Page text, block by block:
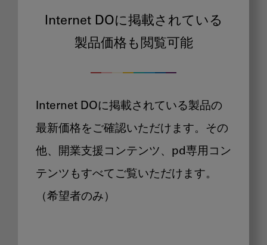
Internet DOに掲載されている
製品価格も閲覧可能
Internet DOに掲載されている製品の
最新価格をご確認いただけます。その
他、開業支援コンテンツ、pd専用コン
テンツもすべてご覧いただけます。
（希望者のみ）